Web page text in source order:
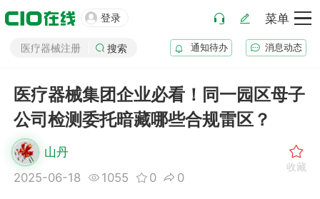
 登录 菜单
医疗器械注册
药品注册
搜索 通知待办 消息动态
医疗器械集团企业必看！同一园区母子
公司检测委托暗藏哪些合规雷区？
山丹
2025-06-18
1055 0 0
收藏